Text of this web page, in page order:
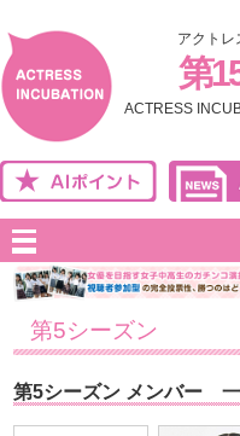
アクトレ
第
ACTRESS
第5シーズン
第5シーズン メンバー